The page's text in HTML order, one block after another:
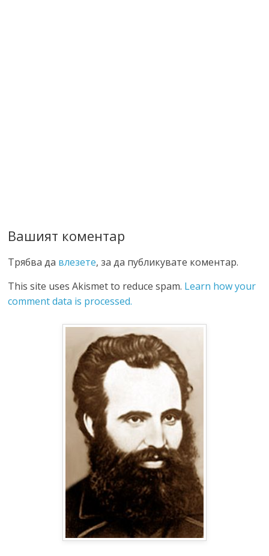
Вашият коментар
Трябва да влезете, за да публикувате коментар.
This site uses Akismet to reduce spam. Learn how your
comment data is processed.